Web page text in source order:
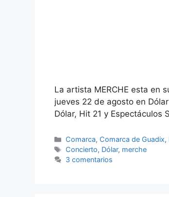
La artista MERCHE esta en
jueves 22 de agosto en
Dólar, Hit 21 y Espectáculos
Categorías
Comarca, Comarca de Guadix,
Etiquetas
Concierto, Dólar, merche
3 comentarios